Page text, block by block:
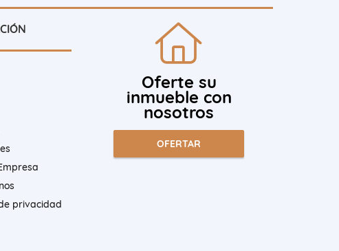
privacidad
Oferte su
inmueble con
nosotros
OFERTAR